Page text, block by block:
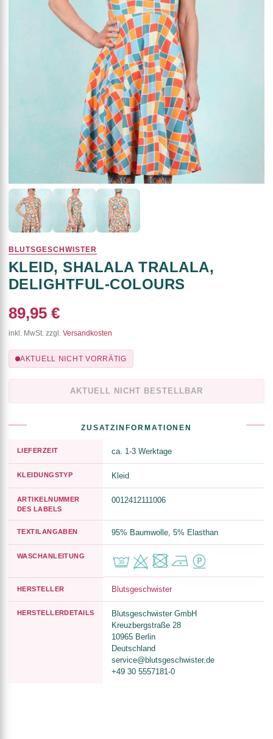
BLUTSGESCHWISTER
KLEID, SHALALA TRALALA,
DELIGHTFUL-COLOURS
89,95 €
inkl. MwSt. zzgl. Versandkosten
AKTUELL NICHT VORRÄTIG
AKTUELL NICHT BESTELLBAR
ZUSATZINFORMATIONEN
LIEFERZEIT ca. 1-3 Werktage
KLEIDUNGSTYP Kleid
ARTIKELNUMMER
DES LABELS
0012412111006
TEXTILANGABEN 95% Baumwolle, 5% Elasthan
WASCHANLEITUNG
HERSTELLER Blutsgeschwister
HERSTELLERDETAILS
Blutsgeschwister GmbH
Kreuzbergstraße 28
10965 Berlin
Deutschland
service@blutsgeschwister.de
+49 30 5557181-0